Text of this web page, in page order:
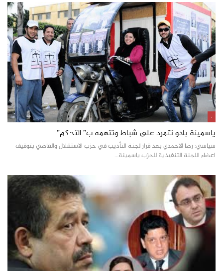
.
ياسمينة بادو تتمرد على شباط وتتهمه ب” التحكم”
سياسي: رضا الاحمدي بعد قرار لجنة التأديب في حزب الاستقلال والقاضي بتوقيف
اعضاء اللجنة التنفيذية للحزب ياسمينة…